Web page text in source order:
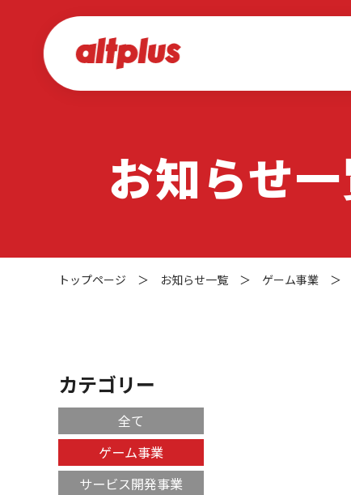
お知らせ
トップページ ＞ お知らせ一覧 ＞ ゲーム事業 ＞
カテゴリー
全て
ゲーム事業
サービス開発事業